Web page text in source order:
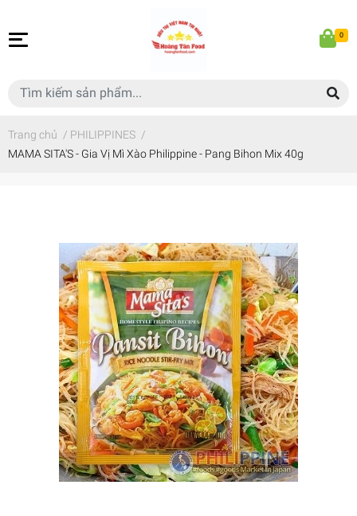
0
Trang chủ / PHILIPPINES /
MAMA SITA'S - Gia Vị Mì Xào Philippine - Pang Bihon Mix 40g